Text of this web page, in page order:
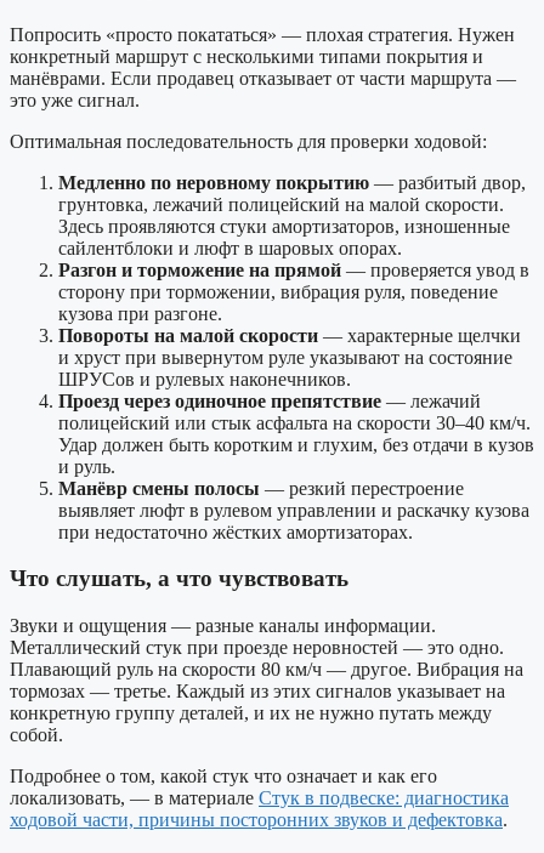
Попросить «просто покататься» — плохая стратегия. Нужен
конкретный маршрут с несколькими типами покрытия и
манёврами. Если продавец отказывает от части маршрута —
это уже сигнал.
Оптимальная последовательность для проверки ходовой:
Медленно по неровному покрытию — разбитый двор,
грунтовка, лежачий полицейский на малой скорости.
Здесь проявляются стуки амортизаторов, изношенные
сайлентблоки и люфт в шаровых опорах.
Разгон и торможение на прямой — проверяется увод в
сторону при торможении, вибрация руля, поведение
кузова при разгоне.
Повороты на малой скорости — характерные щелчки
и хруст при вывернутом руле указывают на состояние
ШРУСов и рулевых наконечников.
Проезд через одиночное препятствие — лежачий
полицейский или стык асфальта на скорости 30–40 км/ч.
Удар должен быть коротким и глухим, без отдачи в кузов
и руль.
Манёвр смены полосы — резкий перестроение
выявляет люфт в рулевом управлении и раскачку кузова
при недостаточно жёстких амортизаторах.
Что слушать, а что чувствовать
Звуки и ощущения — разные каналы информации.
Металлический стук при проезде неровностей — это одно.
Плавающий руль на скорости 80 км/ч — другое. Вибрация на
тормозах — третье. Каждый из этих сигналов указывает на
конкретную группу деталей, и их не нужно путать между
собой.
Подробнее о том, какой стук что означает и как его
локализовать, — в материале Стук в подвеске: диагностика
ходовой части, причины посторонних звуков и дефектовка.